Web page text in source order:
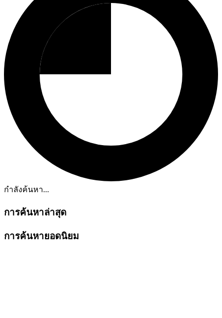
กำลังค้นหา...
การค้นหาล่าสุด
การค้นหายอดนิยม